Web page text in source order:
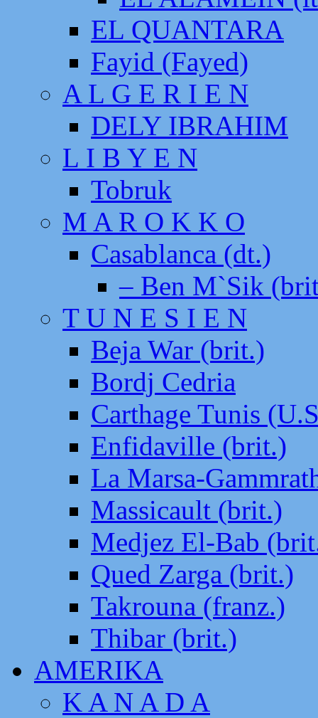
EL QUANTARA
Fayid (Fayed)
A L G E R I E N
DELY IBRAHIM
L I B Y E N
Tobruk
M A R O K K O
Casablanca (dt.)
– Ben M`Sik
T U N E S I E N
Beja War (brit.)
Bordj Cedria
Carthage Tunis
Enfidaville (brit.)
La Marsa-
Massicault (brit.)
Medjez El-Bab
Qued Zarga (brit.)
Takrouna (franz.)
Thibar (brit.)
AMERIKA
K A N A D A